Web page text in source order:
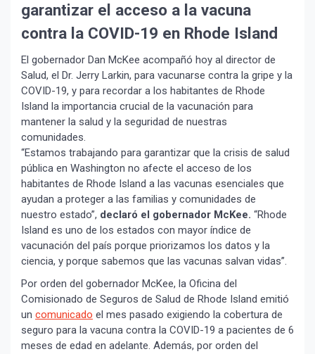
garantizar el acceso a la vacuna
contra la COVID-19 en Rhode Island
El gobernador Dan McKee acompañó hoy al director de
Salud, el Dr. Jerry Larkin, para vacunarse contra la gripe y la
COVID-19, y para recordar a los habitantes de Rhode
Island la importancia crucial de la vacunación para
mantener la salud y la seguridad de nuestras
comunidades.
“Estamos trabajando para garantizar que la crisis de salud
pública en Washington no afecte el acceso de los
habitantes de Rhode Island a las vacunas esenciales que
ayudan a proteger a las familias y comunidades de
nuestro estado”, declaró el gobernador McKee. “Rhode
Island es uno de los estados con mayor índice de
vacunación del país porque priorizamos los datos y la
ciencia, y porque sabemos que las vacunas salvan vidas”.
Por orden del gobernador McKee, la Oficina del
Comisionado de Seguros de Salud de Rhode Island emitió
un comunicado el mes pasado exigiendo la cobertura de
seguro para la vacuna contra la COVID-19 a pacientes de 6
meses de edad en adelante. Además, por orden del